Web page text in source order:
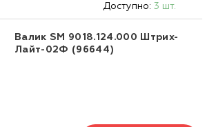
Доступно: 3 шт.
Валик SM 9018.124.000 Штрих-
Лайт-02Ф (96644)